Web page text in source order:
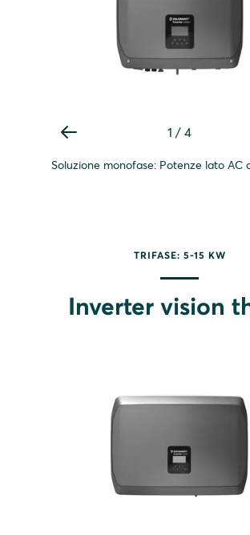
Soluzione monofase: Potenze lato AC
1 / 4
TRIFASE: 5-15 KW
Inverter vision